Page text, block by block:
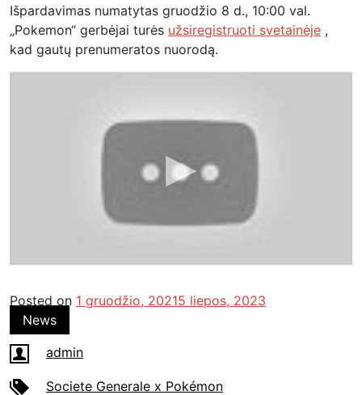
Išpardavimas numatytas gruodžio 8 d., 10:00 val.
„Pokemon“ gerbėjai turės užsiregistruoti svetainėje ,
kad gautų prenumeratos nuorodą.
Posted on 1 gruodžio, 20215 liepos, 2023
News
admin
Societe Generale x Pokémon